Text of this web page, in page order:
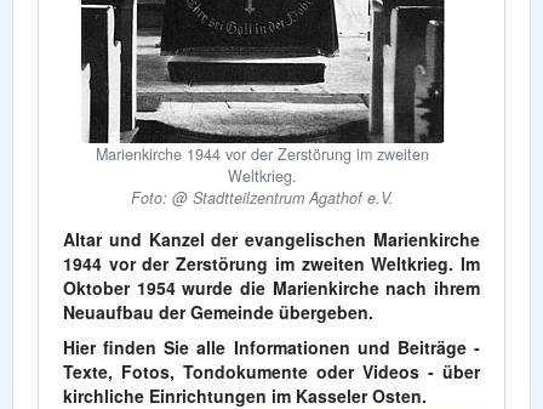
Marienkirche 1944 vor der Zerstörung im zweiten
Weltkrieg.
Foto: @ Stadtteilzentrum Agathof e.V.
Altar und Kanzel der evangelischen Marienkirche
1944 vor der Zerstörung im zweiten Weltkrieg. Im
Oktober 1954 wurde die Marienkirche nach ihrem
Neuaufbau der Gemeinde übergeben.
Hier finden Sie alle Informationen und Beiträge -
Texte, Fotos, Tondokumente oder Videos - über
kirchliche Einrichtungen im Kasseler Osten.